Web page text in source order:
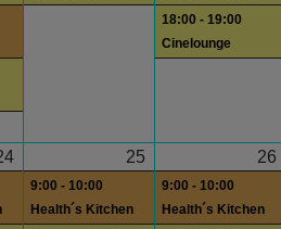
18:00 - 19:00
Cinelounge
25
9:00 - 10:00
Health´s Kitchen
26
9:00 - 10:00
Health´s Kitchen